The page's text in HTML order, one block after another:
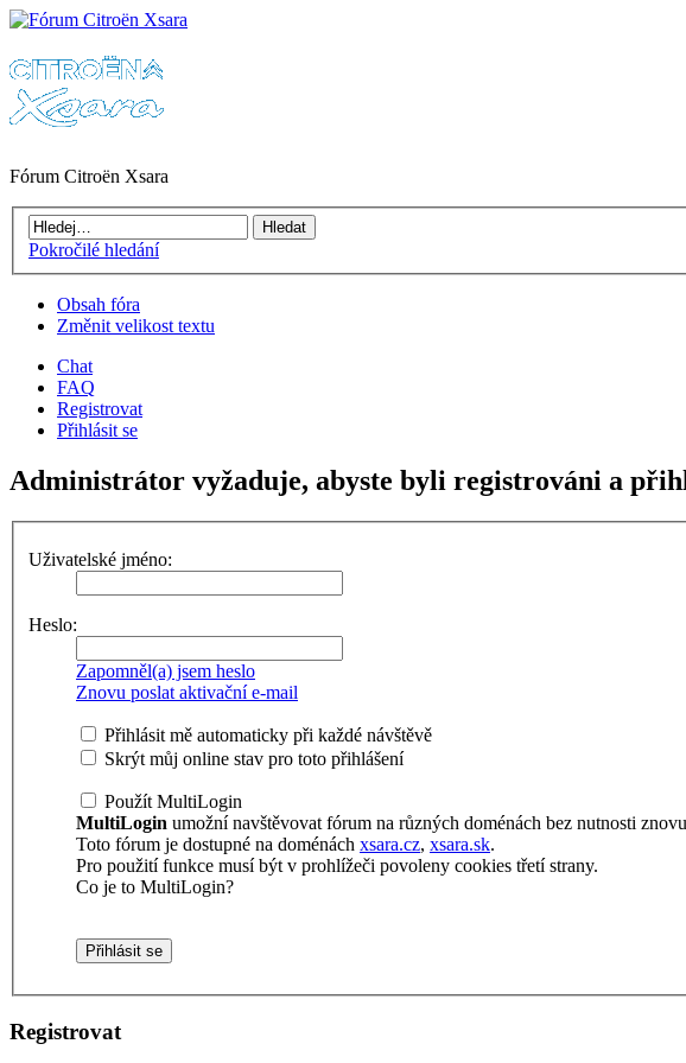
Fórum Citroën Xsara
Pokročilé hledání
Obsah fóra
Změnit velikost textu
Chat
FAQ
Registrovat
Přihlásit se
Administrátor vyžaduje, abyste byli registrováni a
Uživatelské jméno:
Heslo:
Zapomněl(a) jsem heslo
Znovu poslat aktivační e-mail
Přihlásit mě automaticky při každé návštěvě
Skrýt můj online stav pro toto přihlášení
Použít MultiLogin
MultiLogin umožní navštěvovat fórum na různých doménách bez nutnosti
Toto fórum je dostupné na doménách xsara.cz, xsara.sk.
Pro použití funkce musí být v prohlížeči povoleny cookies třetí strany.
Co je to MultiLogin?
Registrovat